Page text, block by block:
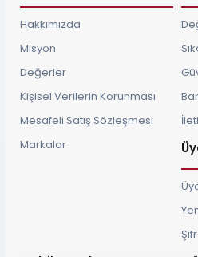
Hakkımızda
Misyon
Değerler
Kişisel Verilerin Korunması
Mesafeli Satış Sözleşmesi
Markalar